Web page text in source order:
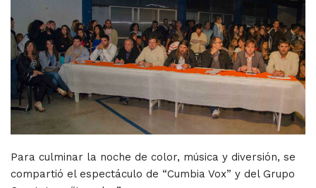
Para culminar la noche de color, música y diversión, se
compartió el espectáculo de “Cumbia Vox” y del Grupo